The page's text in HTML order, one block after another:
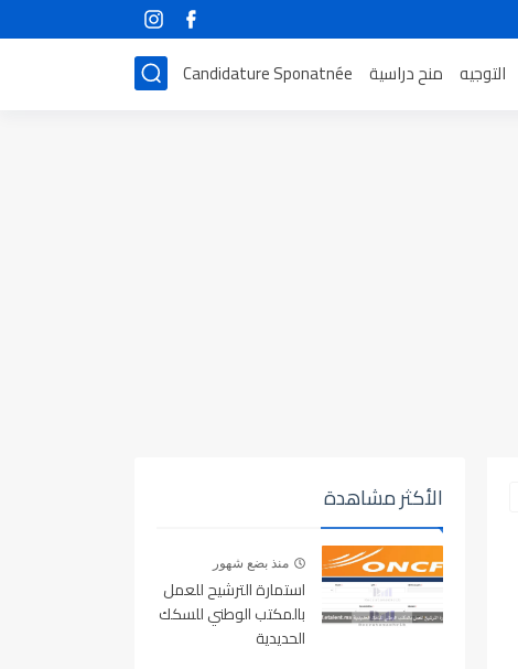
التوجيه منح دراسية Candidature Sponatnée
الأكثر مشاهدة
منذ بضع شهور
استمارة الترشيح للعمل
بالمكتب الوطني للسكك
الحديدية